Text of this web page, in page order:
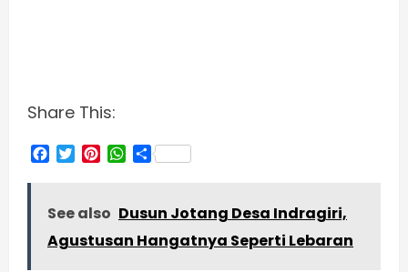
Share This:
Facebook
TwitterPinterestWhatsApp
Share
See also Dusun Jotang Desa Indragiri,
Agustusan Hangatnya Seperti Lebaran